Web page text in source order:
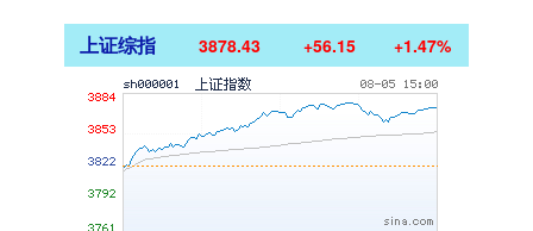
上证综指 3878.43 +56.15 +1.47%